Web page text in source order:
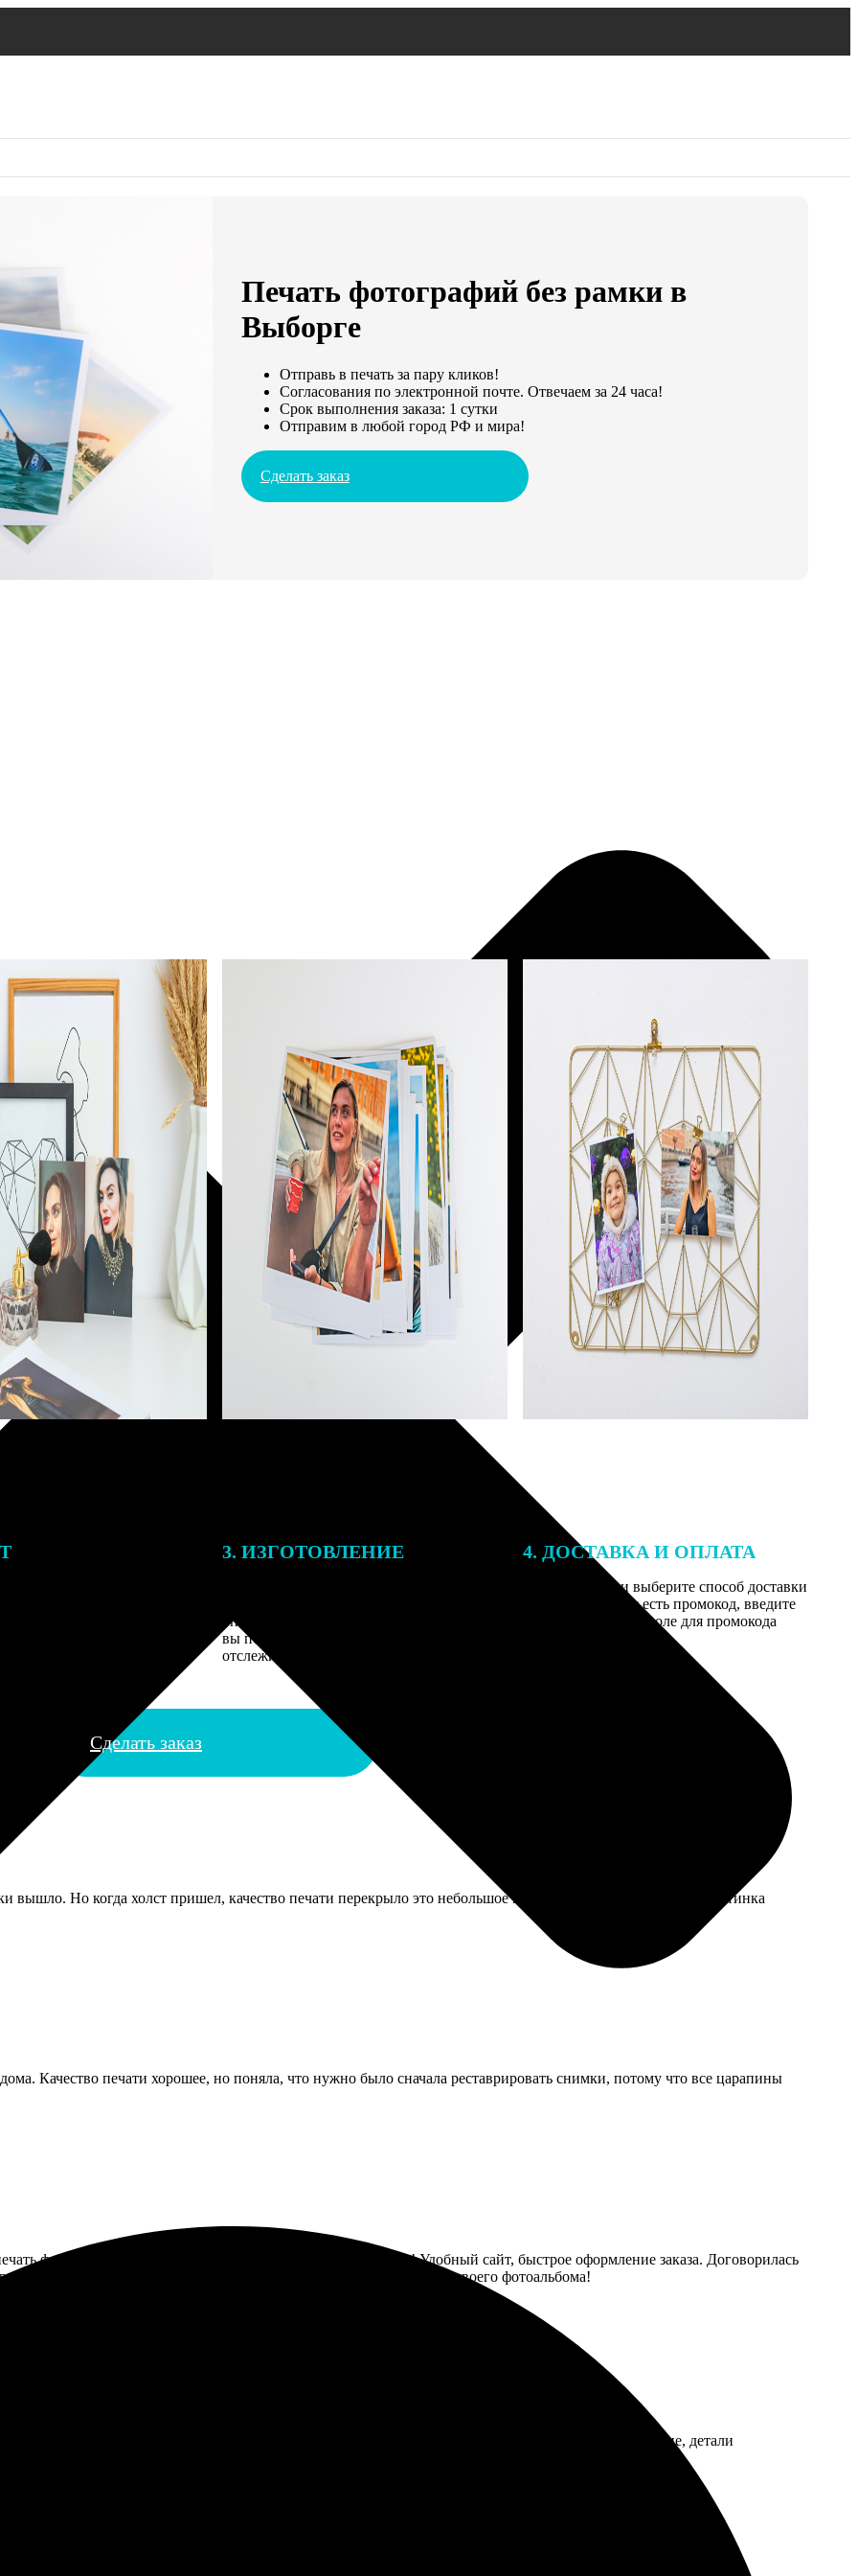
Печать фотографий без рамки в
Выборге
Отправь в печать за пару кликов!
Согласования по электронной почте. Отвечаем за 24 часа!
Срок выполнения заказа: 1 сутки
Отправим в любой город РФ и мира!
Сделать заказ
3. ИЗГОТОВЛЕНИЕ
описанием заказа. Когда отправим заказ
вы получите письмо с трек-номером для
отслеживания.
4. ДОСТАВКА И ОПЛАТА
Введите адрес и выберите способ доставки
заказа. Если у вас есть промокод, введите
его в специальное поле для промокода
Сделать заказ
вышло. Но когда холст пришел, качество печати перекрыло это небольшое неудобство — цвета сочные, картинка
Качество печати хорошее, но поняла, что нужно было сначала реставрировать снимки, потому что все царапины
фотографий без рамки, и результат превзошел ожидания! Удобный сайт, быстрое оформление заказа. Договорилась
Качество на высоте, цвета яркие, как на экране. Возьму еще для своего фотоальбома!
— выбрала фотографии, загрузила, выбрала размер. Все сделали быстро и качественно. Цвета яркие, детали
Никаких проблем, все четко. Рекомендую попробовать!